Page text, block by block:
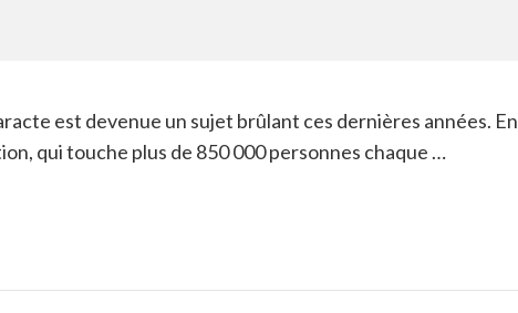
est devenue un sujet brûlant ces dernières années. En
qui touche plus de 850 000 personnes chaque …